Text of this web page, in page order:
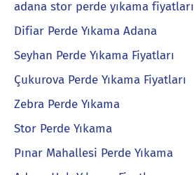
adana stor perde yıkama fiyatları
Difiar Perde Yıkama Adana
Seyhan Perde Yıkama Fiyatları
Çukurova Perde Yıkama Fiyatları
Zebra Perde Yıkama
Stor Perde Yıkama
Pınar Mahallesi Perde Yıkama